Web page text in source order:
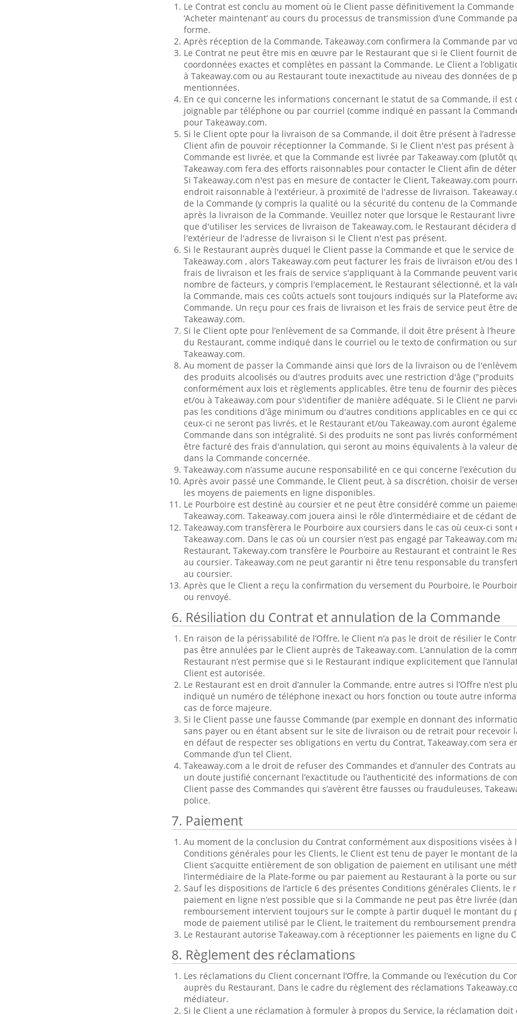
Le Contrat est conclu au moment où le Client passe définitivement la
‘Acheter maintenant’ au cours du processus de transmission d’une Commande
forme.
Après réception de la Commande, Takeaway.com confirmera la Commande par
Le Contrat ne peut être mis en œuvre par le Restaurant que si le Client fournit
coordonnées exactes et complètes en passant la Commande. Le Client a
à Takeaway.com ou au Restaurant toute inexactitude au niveau des données de
mentionnées.
En ce qui concerne les informations concernant le statut de sa Commande, il est
joignable par téléphone ou par courriel (comme indiqué en passant la
pour Takeaway.com.
Si le Client opte pour la livraison de sa Commande, il doit être présent à
Client afin de pouvoir réceptionner la Commande. Si le Client n'est pas présent
Commande est livrée, et que la Commande est livrée par Takeaway.com (plutôt
Takeaway.com fera des efforts raisonnables pour contacter le Client afin de
Si Takeaway.com n'est pas en mesure de contacter le Client, Takeaway.com
endroit raisonnable à l'extérieur, à proximité de l'adresse de livraison.
de la Commande (y compris la qualité ou la sécurité du contenu de la
après la livraison de la Commande. Veuillez noter que lorsque le Restaurant
que d'utiliser les services de livraison de Takeaway.com, le Restaurant décidera
l'extérieur de l'adresse de livraison si le Client n'est pas présent.
Si le Restaurant auprès duquel le Client passe la Commande et que le service
Takeaway.com , alors Takeaway.com peut facturer les frais de livraison et/ou
frais de livraison et les frais de service s'appliquant à la Commande peuvent
nombre de facteurs, y compris l'emplacement, le Restaurant sélectionné, et la
la Commande, mais ces coûts actuels sont toujours indiqués sur la Plateforme
Commande. Un reçu pour ces frais de livraison et les frais de service peut être
Takeaway.com.
Si le Client opte pour l’enlèvement de sa Commande, il doit être présent à
du Restaurant, comme indiqué dans le courriel ou le texto de confirmation ou
Takeaway.com.
Au moment de passer la Commande ainsi que lors de la livraison ou de
des produits alcoolisés ou d'autres produits avec une restriction d'âge
conformément aux lois et règlements applicables, être tenu de fournir des
et/ou à Takeaway.com pour s'identifier de manière adéquate. Si le Client ne
pas les conditions d'âge minimum ou d'autres conditions applicables en ce qui
ceux-ci ne seront pas livrés, et le Restaurant et/ou Takeaway.com auront
Commande dans son intégralité. Si des produits ne sont pas livrés
être facturé des frais d'annulation, qui seront au moins équivalents à la valeur
dans la Commande concernée.
Takeaway.com n’assume aucune responsabilité en ce qui concerne l’exécution
Après avoir passé une Commande, le Client peut, à sa discrétion, choisir de
les moyens de paiements en ligne disponibles.
Le Pourboire est destiné au coursier et ne peut être considéré comme un
Takeaway.com. Takeaway.com jouera ainsi le rôle d’intermédiaire et de cédant
Takeaway.com transfèrera le Pourboire aux coursiers dans le cas où ceux-ci
Takeaway.com. Dans le cas où un coursier n’est pas engagé par Takeaway.com
Restaurant, Takeway.com transfère le Pourboire au Restaurant et contraint le
au coursier. Takeaway.com ne peut garantir ni être tenu responsable du
au coursier.
Après que le Client a reçu la confirmation du versement du Pourboire, le
ou renvoyé.
6. Résiliation du Contrat et annulation de la Commande
En raison de la périssabilité de l’Offre, le Client n’a pas le droit de résilier le
pas être annulées par le Client auprès de Takeaway.com. L’annulation de la
Restaurant n’est permise que si le Restaurant indique explicitement que
Client est autorisée.
Le Restaurant est en droit d’annuler la Commande, entre autres si l’Offre n’est
indiqué un numéro de téléphone inexact ou hors fonction ou toute autre
cas de force majeure.
Si le Client passe une fausse Commande (par exemple en donnant des
sans payer ou en étant absent sur le site de livraison ou de retrait pour recevoir
en défaut de respecter ses obligations en vertu du Contrat, Takeaway.com sera
Commande d’un tel Client.
Takeaway.com a le droit de refuser des Commandes et d’annuler des Contrats
un doute justifié concernant l’exactitude ou l’authenticité des informations de
Client passe des Commandes qui s’avèrent être fausses ou frauduleuses,
police.
7. Paiement
Au moment de la conclusion du Contrat conformément aux dispositions visées à
Conditions générales pour les Clients, le Client est tenu de payer le montant de
Client s’acquitte entièrement de son obligation de paiement en utilisant une
l’intermédiaire de la Plate-forme ou par paiement au Restaurant à la porte ou
Sauf les dispositions de l’article 6 des présentes Conditions générales Clients, le
paiement en ligne n’est possible que si la Commande ne peut pas être livrée
remboursement intervient toujours sur le compte à partir duquel le montant du
mode de paiement utilisé par le Client, le traitement du remboursement
Le Restaurant autorise Takeaway.com à réceptionner les paiements en ligne du
8. Règlement des réclamations
Les réclamations du Client concernant l’Offre, la Commande ou l’exécution du
auprès du Restaurant. Dans le cadre du règlement des réclamations
médiateur.
Si le Client a une réclamation à formuler à propos du Service, la réclamation